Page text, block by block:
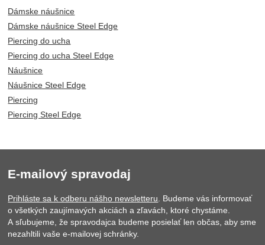
Dámske náušnice
Dámske náušnice Steel Edge
Piercing do ucha
Piercing do ucha Steel Edge
Náušnice
Náušnice Steel Edge
Piercing
Piercing Steel Edge
E-mailový spravodaj
Prihláste sa k odberu nášho newsletteru. Budeme vás informovať
o všetkých zaujímavých akciách a zľavách, ktoré chystáme.
A sľubujeme, že spravodajca budeme posielať len občas, aby sme
nezahltili vaše e-mailovej schránky.